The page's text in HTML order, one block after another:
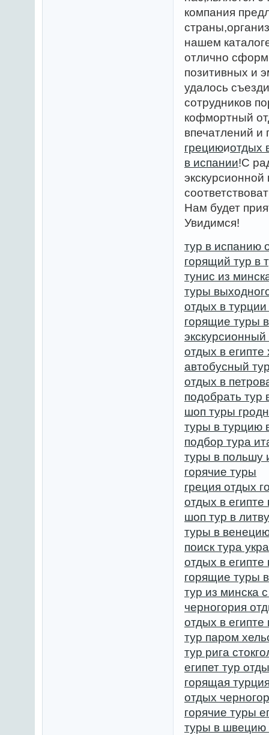
компания
нашем
отлично
позитивных и
удалось
сотрудников
кофмортный
впечатлений
грециюиотдых
в испании!С
Нам будет
Увидимся!
тур в испанию
горящий тур в
тунис из
туры
отдых в
горящие туры
отдых в египте
автобусный
отдых в
подобрать тур
шоп туры
туры в турцию
подбор тура
туры в польшу
горячие туры
греция отдых
отдых в египте
шоп тур в
туры в
поиск тура
отдых в
горящие туры
тур из минска
черногория
отдых в
тур паром
тур рига
египет тур
горящая
отдых
горячие туры
туры в швецию